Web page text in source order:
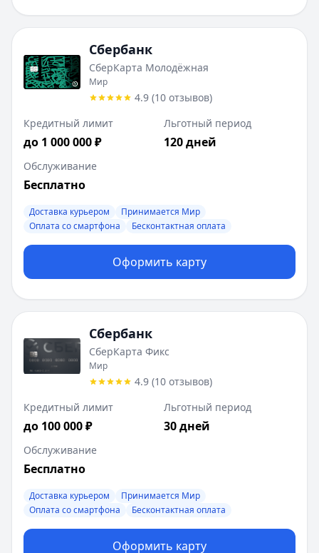
Сбербанк
СберКарта Молодёжная
Мир
4.9 (10 отзывов)
Кредитный лимит
до 1 000 000 ₽
Льготный период
120 дней
Обслуживание
Бесплатно
Доставка курьером
Принимается Мир
Оплата со смартфона
Бесконтактная оплата
Оформить карту
Сбербанк
СберКарта Фикс
Мир
4.9 (10 отзывов)
Кредитный лимит
до 100 000 ₽
Льготный период
30 дней
Обслуживание
Бесплатно
Доставка курьером
Принимается Мир
Оплата со смартфона
Бесконтактная оплата
Оформить карту